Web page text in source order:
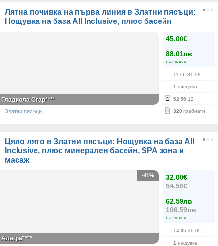
Лятна почивка на първа линия в Златни пясъци:
Нощувка на база All Inclusive, плюс басейн
45.00€
88.01лв
на човек
11.06-31.08
1 нощувка
52:56:12
320 грабнати
Гладиола Стар****
Златни пясъци
Цяло лято в Златни пясъци: Нощувка на база All
Inclusive, плюс минерален басейн, SPA зона и
масаж
32.00€
54.50€
62.59лв
106.59лв
на човек
14.05-30.09
1 нощувка
-41%
Алегра****